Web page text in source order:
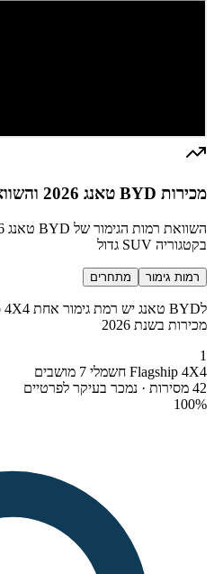
מכירות BYD טאנג 2026 והשוואה למתחרים
בקטגוריה SUV גדול
רמות גימור מתחרים
מכירות בשנת 2026
1
Flagship 4X4 חשמלי 7 מושבים
42 מסירות · נמכר בעיקר לפרטיים
100%